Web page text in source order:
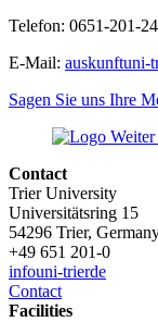
Telefon: 0651-201-
E-Mail: auskunftuni-
Sagen Sie uns Ihre
Contact
Trier University
Universitätsring 15
54296 Trier,
+49 651 201-0
infouni-trierde
Contact
Facilities